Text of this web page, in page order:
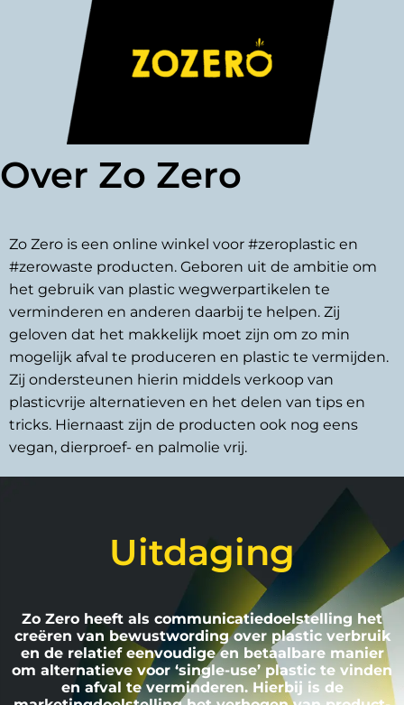
Over Zo Zero
Zo Zero is een online winkel voor #zeroplastic en
#zerowaste producten. Geboren uit de ambitie om
het gebruik van plastic wegwerpartikelen te
verminderen en anderen daarbij te helpen. Zij
geloven dat het makkelijk moet zijn om zo min
mogelijk afval te produceren en plastic te vermijden.
Zij ondersteunen hierin middels verkoop van
plasticvrije alternatieven en het delen van tips en
tricks. Hiernaast zijn de producten ook nog eens
vegan, dierproef- en palmolie vrij.
Uitdaging
Zo Zero heeft als communicatiedoelstelling het
creëren van bewustwording over plastic verbruik
en de relatief eenvoudige en betaalbare manier
om alternatieve voor ‘single-use’ plastic te vinden
en afval te verminderen. Hierbij is de